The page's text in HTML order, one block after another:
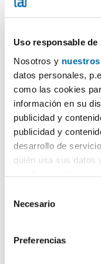
Uso responsable de
Nosotros y
datos personales,
como las cookies
información en su
publicidad y
publicidad y
desarrollo de
quién usa sus datos
el Menú de
Recopilar
Necesario
Preferencias
3,420€
70m 2 Bd.
Orihuela Costa, Cabo
Contact